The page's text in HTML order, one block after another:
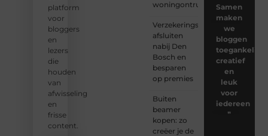
platform
voor
bloggers
en
lezers
die
houden
van
afwisseling
en
frisse
content.
woningontruiming?
Verzekeringspakket
afsluiten
nabij Den
Bosch en
besparen
op premies
Buiten
beamer
kopen: zo
creëer je de
Samen
maken
we
bloggen
toegankelijk,
creatief
en
leuk
voor
iedereen
❞